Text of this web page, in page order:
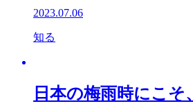
2023.07.06
知る
日本の梅雨時にこそ